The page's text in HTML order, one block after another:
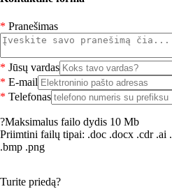
* Pranešimas
* Jūsų vardas
* E-mail
* Telefonas
?Maksimalus failo dydis 10 Mb
Priimtini failų tipai: .doc .docx .cdr .ai
.bmp .png
Turite priedą?